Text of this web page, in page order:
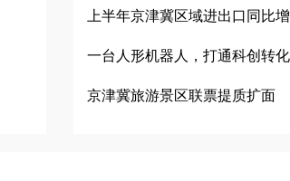
上半年京津冀区域进出口同比
一台人形机器人，打通科创转
京津冀旅游景区联票提质扩面